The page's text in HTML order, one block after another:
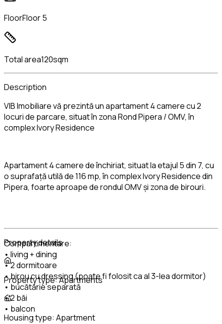
FloorFloor 5
Total area120sqm
Description
VIB Imobiliare vă prezintă un apartament 4 camere cu 2
locuri de parcare, situat în zona Rond Pipera / OMV, în
complex Ivory Residence
Apartament 4 camere de închiriat, situat la etajul 5 din 7, cu
o suprafață utilă de 116 mp, în complex Ivory Residence din
Pipera, foarte aproape de rondul OMV și zona de birouri.
Compartimentare:
• living + dining
• 2 dormitoare
• birou cu dressing (poate fi folosit ca al 3-lea dormitor)
• bucătărie separată
• 2 băi
• balcon
Property details
Property type:Apartments
Housing type: Apartment